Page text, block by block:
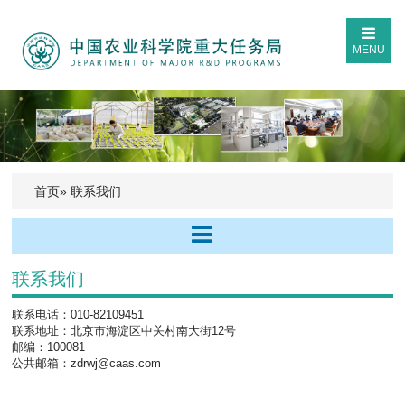
MENU
首页» 联系我们
联系我们
联系电话：010-82109451
联系地址：北京市海淀区中关村南大街12号
邮编：100081
公共邮箱：zdrwj@caas.com